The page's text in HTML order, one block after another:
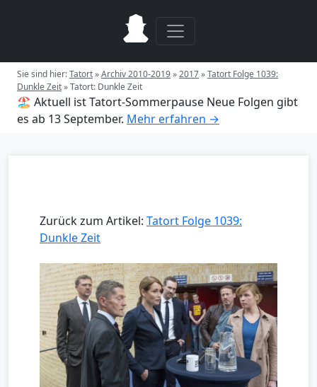
Sie sind hier:Tatort»Archiv 2010-2019»2017»Tatort Folge 1039:
Dunkle Zeit»Tatort: Dunkle Zeit
🏖️ Aktuell ist Tatort-Sommerpause Neue Folgen gibt
es ab 13 September. Mehr erfahren →
Zurück zum Artikel: Tatort Folge 1039:
Dunkle Zeit